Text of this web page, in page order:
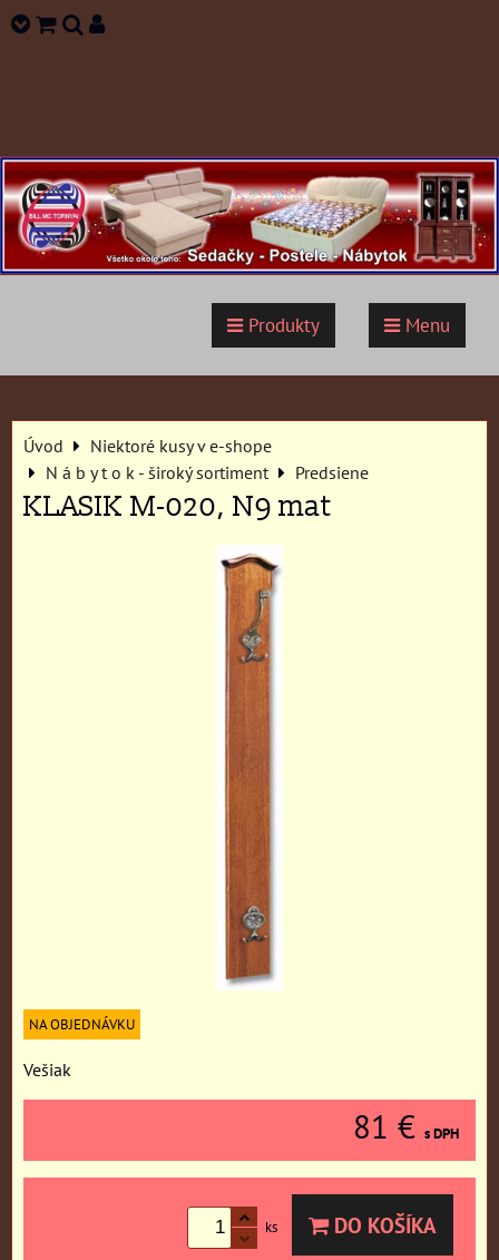
Produkty Menu
Úvod
Niektoré kusy v e-shope
N á b y t o k - široký sortiment
Predsiene
KLASIK M-020, N9 mat
NA OBJEDNÁVKU
Vešiak
81 € s DPH
ks DO KOŠÍKA